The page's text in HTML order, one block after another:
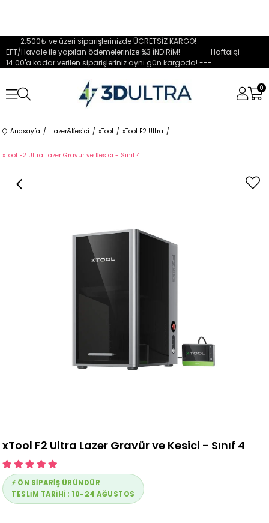
--- 2.500₺ ve üzeri siparişlerinizde ÜCRETSİZ KARGO! --- ---
EFT/Havale ile yapılan ödemelerinize %3 İNDİRİM! --- --- Haftaiçi
14:00'a kadar verilen siparişleriniz aynı gün kargoda! ---
0
Anasayfa Lazer&Kesici xTool xTool F2 Ultra
xTool F2 Ultra Lazer Gravür ve Kesici - Sınıf 4
xTool F2 Ultra Lazer Gravür ve Kesici - Sınıf 4
⚡ ÖN SIPARİŞ ÜRÜNDÜR
TESLİM TARİHİ : 10-24 AĞUSTOS